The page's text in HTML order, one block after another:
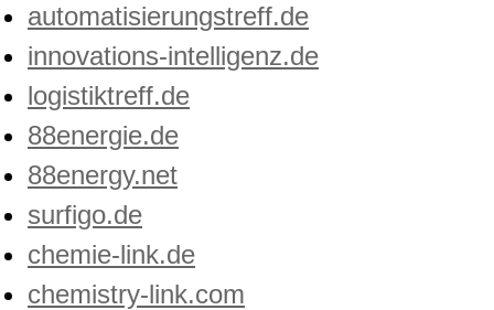
automatisierungstreff.de
innovations-intelligenz.de
logistiktreff.de
88energie.de
88energy.net
surfigo.de
chemie-link.de
chemistry-link.com